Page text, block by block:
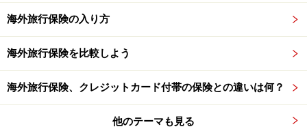
海外旅行保険で一般的に保険金支払いの対象とならな
い、加入に制限がある事項について主なものをいくつか
海外旅行保険の入り方
海外旅行保険を比較しよう
海外旅行保険、クレジットカード付帯の保険との違いは何？
他のテーマも見る